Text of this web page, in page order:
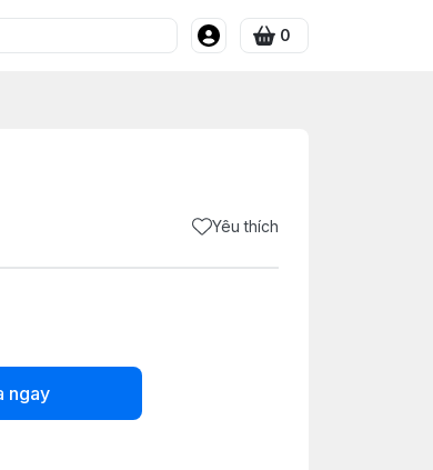
0
Yêu thích
ngay